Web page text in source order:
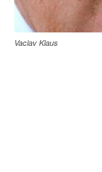
Vaclav Klaus